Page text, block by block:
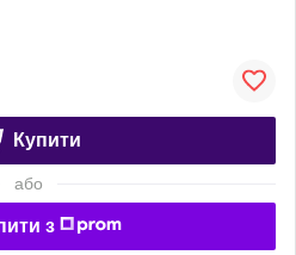
Купити
або
з